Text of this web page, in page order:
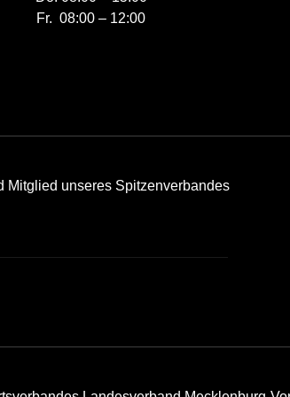
Fr. 08:00 – 12:00
Mitglied unseres Spitzenverbandes